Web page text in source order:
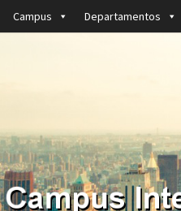
Campus Departamentos